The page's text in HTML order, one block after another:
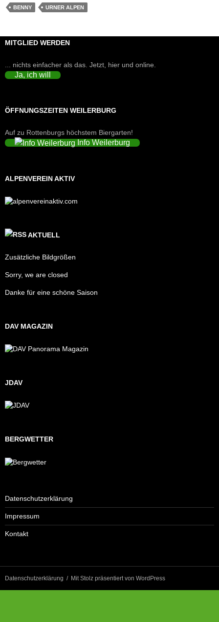
BENNY URNER ALPEN
MITGLIED WERDEN
... nichts einfacher als das. Jetzt, hier und online.
Ja, ich will
ÖFFNUNGSZEITEN WEILERBURG
Auf zu Rottenburgs höchstem Biergarten!
Info Weilerburg
ALPENVEREIN AKTIV
AKTUELL
Zusätzliche Bildgrößen
Sorry, we are closed
Danke für eine schöne Saison
DAV MAGAZIN
JDAV
BERGWETTER
Datenschutzerklärung
Impressum
Kontakt
Datenschutzerklärung Mit Stolz präsentiert von WordPress